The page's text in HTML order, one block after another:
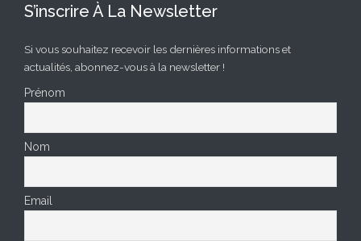
S’inscrire À La Newsletter
Si vous souhaitez recevoir les dernières informations et
actualités, abonnez-vous à la newsletter !
Prénom
Nom
Email